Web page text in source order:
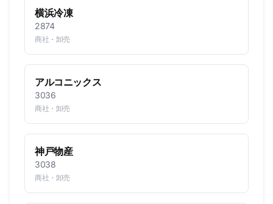
横浜冷凍
2874
商社・卸売
アルコニックス
3036
商社・卸売
神戸物産
3038
商社・卸売